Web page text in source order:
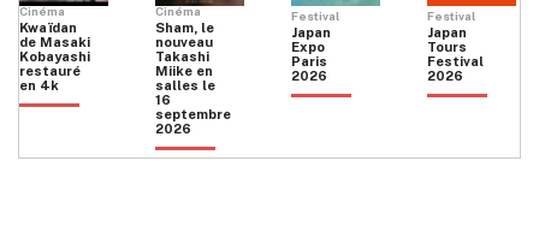
Cinéma
Kwaïdan
de Masaki
Kobayashi
restauré
en 4k
Cinéma
Sham, le
nouveau
Takashi
Miike en
salles le
16
septembre
2026
Festival
Japan
Expo
Paris
2026
Festival
Japan
Tours
Festival
2026